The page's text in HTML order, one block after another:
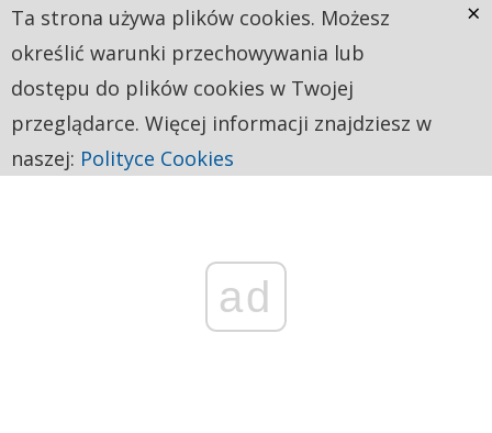
ad
Ta strona używa plików cookies. Możesz
określić warunki przechowywania lub
dostępu do plików cookies w Twojej
przeglądarce. Więcej informacji znajdziesz w
naszej: Polityce Cookies
×